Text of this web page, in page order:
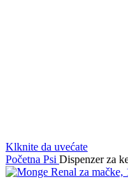
Klknite da uvećate
Početna Psi Dispenzer za